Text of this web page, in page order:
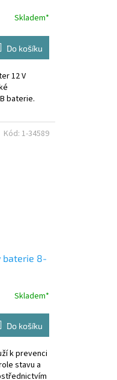
Skladem*
Do košíku
12 V
baterie.
baterie 8-
Skladem*
Do košíku
k prevenci
stavu a
Kód: 1-34589